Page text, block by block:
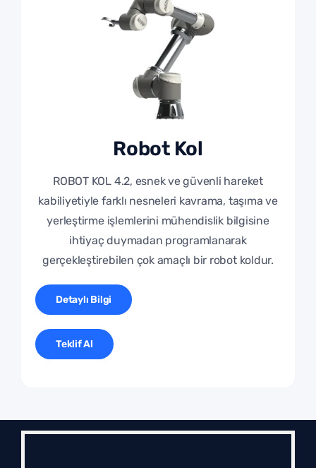
Robot Kol
ROBOT KOL 4.2, esnek ve güvenli hareket
kabiliyetiyle farklı nesneleri kavrama, taşıma ve
yerleştirme işlemlerini mühendislik bilgisine
ihtiyaç duymadan programlanarak
gerçekleştirebilen çok amaçlı bir robot koldur.
Detaylı Bilgi
Teklif Al